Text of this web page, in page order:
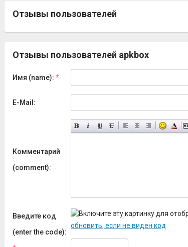
Отзывы пользователей
Отзывы пользователей apkbox
Имя (name): *
E-Mail:
Комментарий
(comment):
Введите код
(enter the code):
обновить, если не виден код